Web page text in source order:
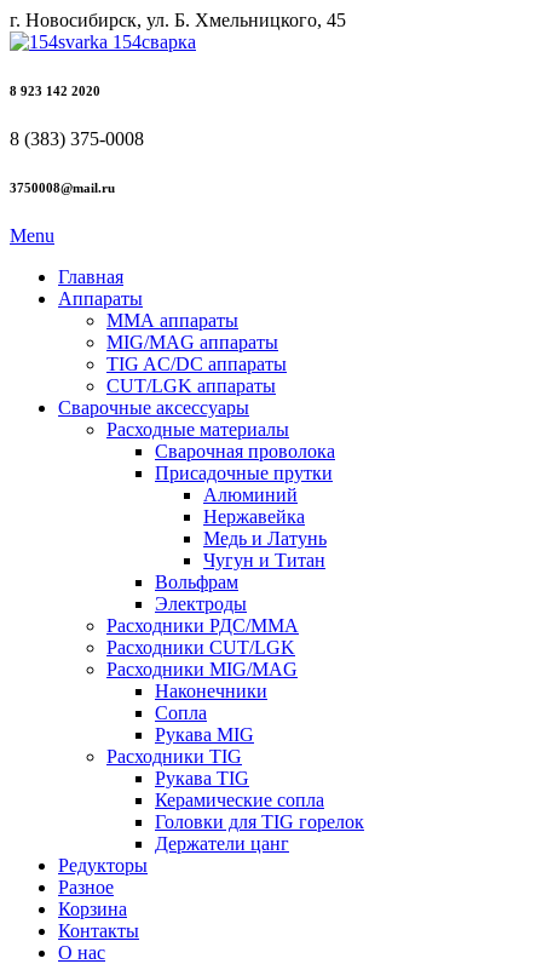
г. Новосибирск, ул. Б. Хмельницкого, 45
8 923 142 2020
8 (383) 375-0008
3750008@mail.ru
Menu
Главная
Аппараты
ММА аппараты
MIG/MAG аппараты
TIG AC/DC аппараты
CUT/LGK аппараты
Сварочные аксессуары
Расходные материалы
Сварочная проволока
Присадочные прутки
Алюминий
Нержавейка
Медь и Латунь
Чугун и Титан
Вольфрам
Электроды
Расходники РДС/MMA
Расходники CUT/LGK
Расходники MIG/MAG
Наконечники
Сопла
Рукава MIG
Расходники TIG
Рукава TIG
Керамические сопла
Головки для TIG горелок
Держатели цанг
Редукторы
Разное
Корзина
Контакты
О нас